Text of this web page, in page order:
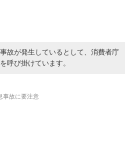
故が発生しているとして、消費者庁
呼び掛けています。
事故に要注意